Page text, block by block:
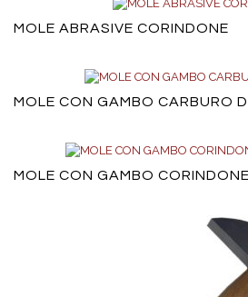
MOLE ABRASIVE CORINDONE
MOLE CON GAMBO CARBURO
MOLE CON GAMBO